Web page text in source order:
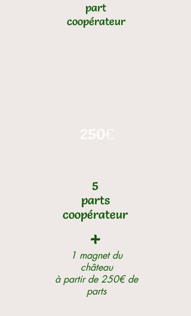
part
coopérateur
5
parts
coopérateur
1 magnet du
château
à partir de 250€ de
parts
+